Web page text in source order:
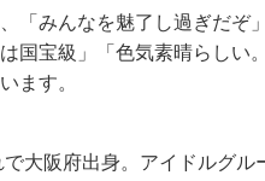
「みんなを魅了し過ぎだぞ
国宝級」「色気素晴らしい
ます。
大阪府出身。アイドルグ